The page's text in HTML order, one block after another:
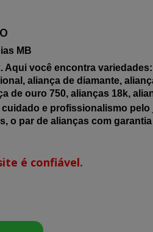
MB
você encontra
aliança de diamante,
de ouro 750, alianças 18k,
e profissionalismo
o par de alianças com
é confiável.